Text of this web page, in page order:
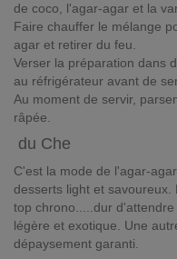
de coco, l'agar-agar et la
Faire chauffer le mélange
agar et retirer du feu.
Verser la préparation dans
au réfrigérateur avant de
Au moment de servir,
râpée.
du Che
C'est la mode de l'agar-
desserts light et savoureux.
top chrono.....dur
légère et exotique. Une
dépaysement garanti.